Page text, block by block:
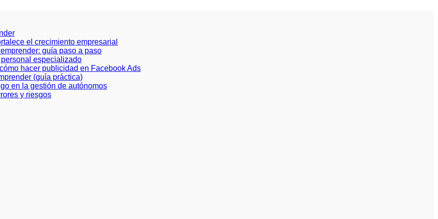
el crecimiento empresarial
guía paso a paso
especializado
hacer publicidad en Facebook Ads
(guía práctica)
en la gestión de autónomos
y riesgos